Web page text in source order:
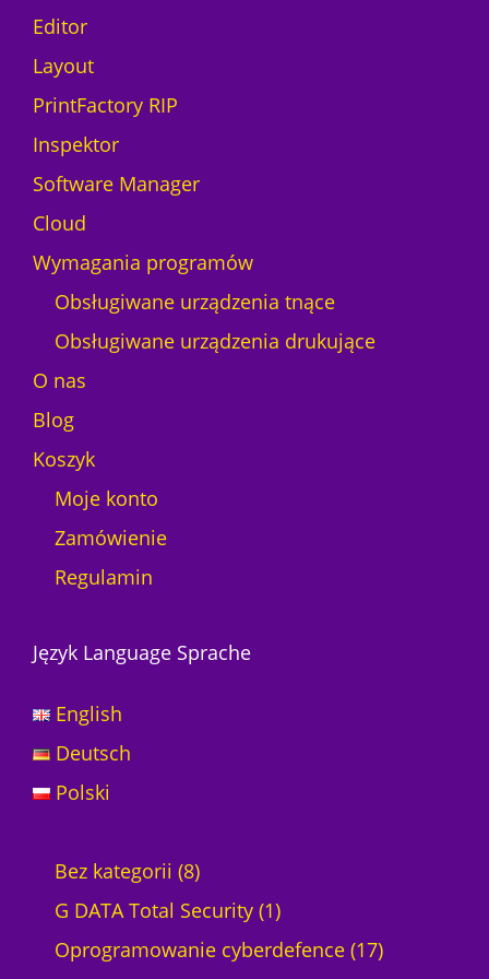
Editor
Layout
PrintFactory RIP
Inspektor
Software Manager
Cloud
Wymagania programów
Obsługiwane urządzenia tnące
Obsługiwane urządzenia drukujące
O nas
Blog
Koszyk
Moje konto
Zamówienie
Regulamin
Język Language Sprache
English
Deutsch
Polski
Bez kategorii 88
p
r
G DATA Total Security 11
p
Oprogramowanie cyberdefence 171